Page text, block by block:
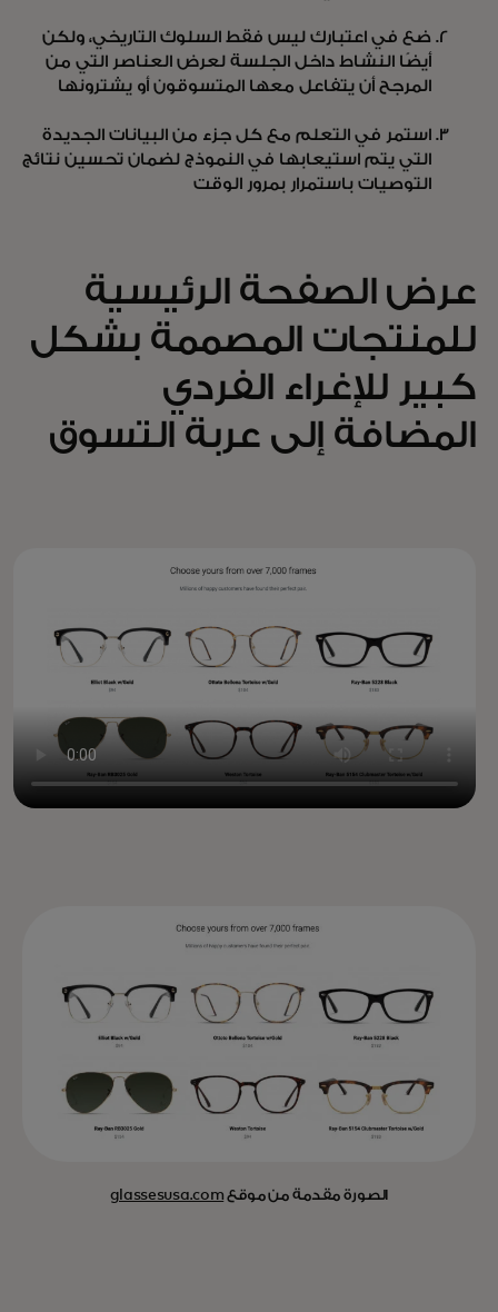
ضع في اعتبارك ليس فقط السلوك التاريخي، ولكن
أيضًا النشاط داخل الجلسة لعرض العناصر التي من
المرجح أن يتفاعل معها المتسوقون أو يشترونها
استمر في التعلم مع كل جزء من البيانات الجديدة
التي يتم استيعابها في النموذج لضمان تحسين نتائج
التوصيات باستمرار بمرور الوقت
عرض الصفحة الرئيسية
للمنتجات المصممة بشكل
كبير للإغراء الفردي
المضافة إلى عربة التسوق
الصورة مقدمة من موقع glassesusa.com